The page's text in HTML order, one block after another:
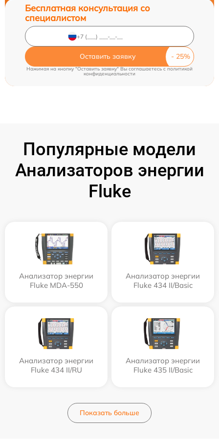
Бесплатная консультация со
специалистом
Оставить заявку
Нажимая на кнопку "Оставить заявку" Вы соглашаетесь cполитикой
конфиденциальности
Популярные модели
Анализаторов энергии
Fluke
Анализатор энергии
Fluke MDA-550
Анализатор энергии
Fluke 434 II/Basic
Анализатор энергии
Fluke 434 II/RU
Анализатор энергии
Fluke 435 II/Basic
Показать больше